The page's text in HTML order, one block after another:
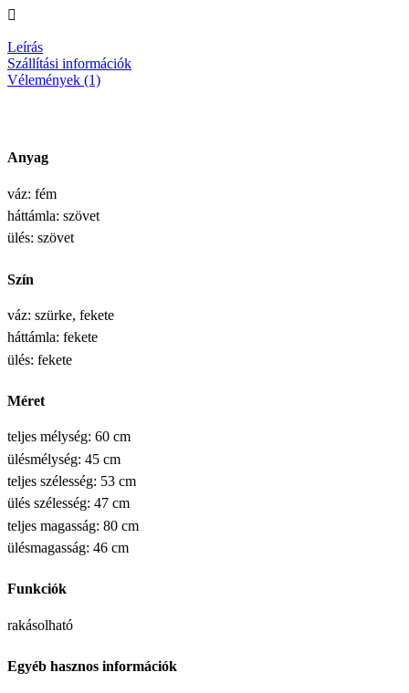
Leírás
Szállítási információk
Vélemények (1)
Anyag
váz: fém
háttámla: szövet
ülés: szövet
Szín
váz: szürke, fekete
háttámla: fekete
ülés: fekete
Méret
teljes mélység: 60 cm
ülésmélység: 45 cm
teljes szélesség: 53 cm
ülés szélesség: 47 cm
teljes magasság: 80 cm
ülésmagasság: 46 cm
Funkciók
rakásolható
Egyéb hasznos információk